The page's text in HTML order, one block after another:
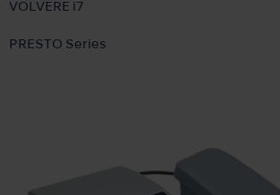
VOLVERE i7
PRESTO Series